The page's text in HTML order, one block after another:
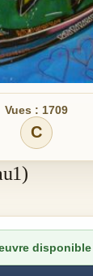
Vues : 1709
C
disponible